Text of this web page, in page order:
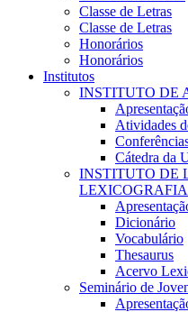
Classe de Letras
Classe de Letras
Honorários
Honorários
Institutos
INSTITUTO DE
Atividades
Cátedra da
INSTITUTO DE
LEXICOGRAFIA
Dicionário
Vocabulário
Thesaurus
Acervo
Seminário de